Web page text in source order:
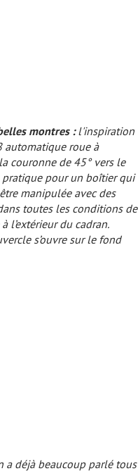
montres :l'inspiration
automatique roue à
couronne de 45° vers le
pratique pour un boîtier qui
manipulée avec des
toutes les conditions de
l’extérieur du cadran.
s’ouvre sur le fond
a déjà beaucoup parlé tous